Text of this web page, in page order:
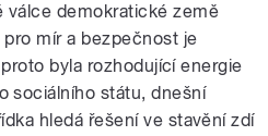
válce demokratické země
mír a bezpečnost je
byla rozhodující energie
sociálního státu, dnešní
hledá řešení ve stavění zdí